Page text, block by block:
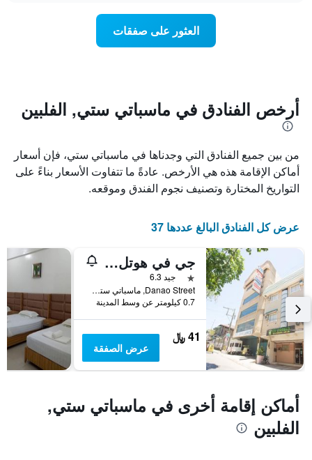
المخطط
1
محور
الذي
يعرض
أيام
الأسبوع.
المخطط
التالي
محور
الذي
يعرض
متوسط
سعر
غرفة
العثور على صفقات
أرخص الفنادق في ماسباتي ستي, الفلبين
من بين جميع الفنادق التي وجدناها في ماسباتي ستي، فإن أسعار
أماكن الإقامة هذه هي الأرخص. عادةً ما تتفاوت الأسعار بناءً على
التواريخ المختارة وتصنيف نجوم الفندق وموقعه.
عرض كل الفنادق البالغ عددها 37
جي في هوتل ماسبايت
نجمة واحدة
جيد 6.3
Danao Street, ماسباتي ستي, الفلبين
0.7 كيلومتر عن وسط المدينة
41 ﷼
عرض الصفقة
أماكن إقامة أخرى في ماسباتي ستي,
الفلبين